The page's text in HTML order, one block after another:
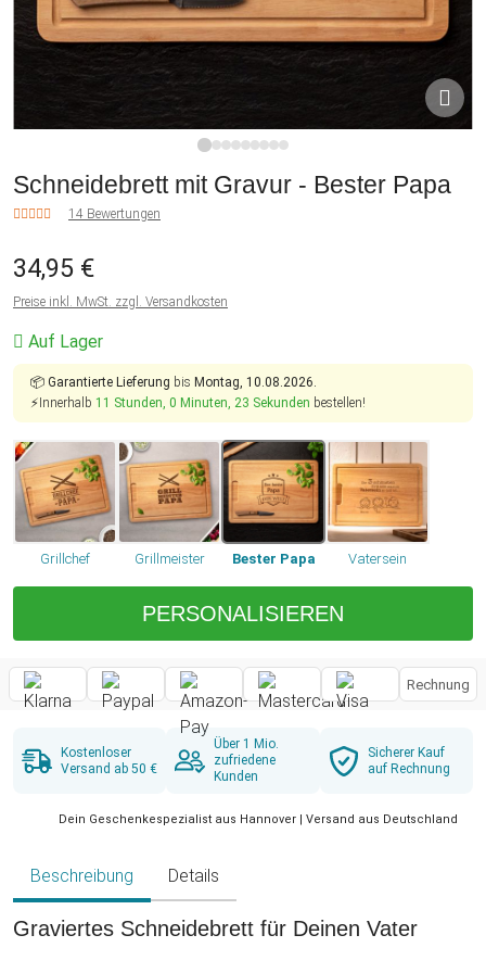
Schneidebrett mit Gravur - Bester Papa
14 Bewertungen
34,95 €
Preise inkl. MwSt. zzgl. Versandkosten
Auf Lager
📦 Garantierte Lieferung bis Montag, 10.08.2026.
⚡Innerhalb 11 Stunden, 0 Minuten, 22 Sekunden bestellen!
Grillchef Grillmeister Bester Papa Vatersein
PERSONALISIEREN
Rechnung
Kostenloser
Versand ab 50 €
Über 1 Mio.
zufriedene
Kunden
Sicherer Kauf
auf Rechnung
Dein Geschenkespezialist aus Hannover | Versand aus Deutschland
Beschreibung Details
Graviertes Schneidebrett für Deinen Vater